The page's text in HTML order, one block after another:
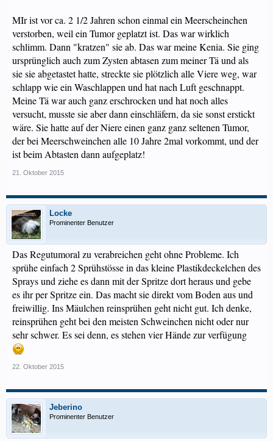
MIr ist vor ca. 2 1/2 Jahren schon einmal ein Meerscheinchen
verstorben, weil ein Tumor geplatzt ist. Das war wirklich
schlimm. Dann "kratzen" sie ab. Das war meine Kenia. Sie ging
ursprünglich auch zum Zysten abtasen zum meiner Tä und als
sie sie abgetastet hatte, streckte sie plötzlich alle Viere weg, war
schlapp wie ein Waschlappen und hat nach Luft geschnappt.
Meine Tä war auch ganz erschrocken und hat noch alles
versucht, musste sie aber dann einschläfern, da sie sonst erstickt
wäre. Sie hatte auf der Niere einen ganz ganz seltenen Tumor,
der bei Meerschweinchen alle 10 Jahre 2mal vorkommt, und der
ist beim Abtasten dann aufgeplatz!
21. Oktober 2015
Locke
Prominenter Benutzer
Das Regutumoral zu verabreichen geht ohne Probleme. Ich
sprühe einfach 2 Sprühstösse in das kleine Plastikdeckelchen des
Sprays und ziehe es dann mit der Spritze dort heraus und gebe
es ihr per Spritze ein. Das macht sie direkt vom Boden aus und
freiwillig. Ins Mäulchen reinsprühen geht nicht gut. Ich denke,
reinsprühen geht bei den meisten Schweinchen nicht oder nur
sehr schwer. Es sei denn, es stehen vier Hände zur verfügung
22. Oktober 2015
Jeberino
Prominenter Benutzer